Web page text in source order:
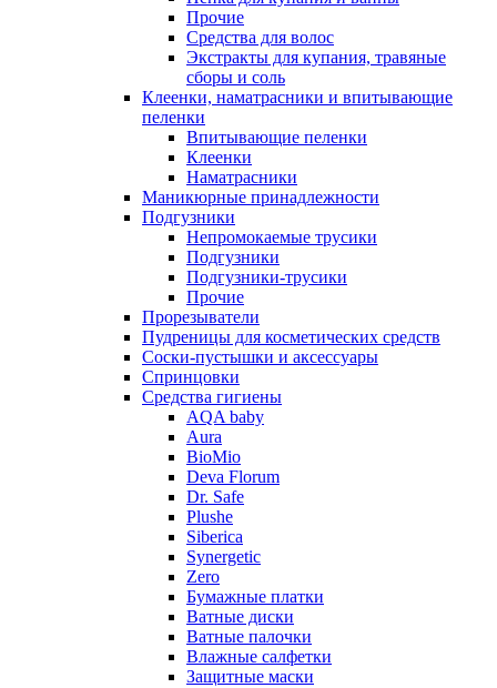
Прочие
Средства для волос
Экстракты для купания, травяные
сборы и соль
Клеенки, наматрасники и впитывающие
пеленки
Впитывающие пеленки
Клеенки
Наматрасники
Маникюрные принадлежности
Подгузники
Непромокаемые трусики
Подгузники
Подгузники-трусики
Прочие
Прорезыватели
Пудреницы для косметических средств
Соски-пустышки и аксессуары
Спринцовки
Средства гигиены
AQA baby
Aura
BioMio
Deva Florum
Dr. Safe
Plushe
Siberica
Synergetic
Zero
Бумажные платки
Ватные диски
Ватные палочки
Влажные салфетки
Защитные маски